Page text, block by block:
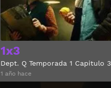
1x3
Dept. Q Temporada 1 Capitulo 3
1 año hace